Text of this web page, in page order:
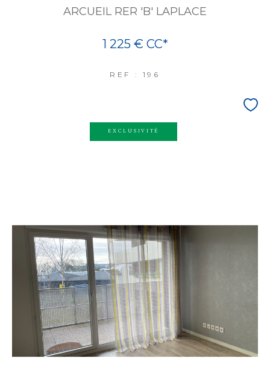
ARCUEIL RER 'B' LAPLACE
1 225 € CC*
REF : 196
EXCLUSIVITÉ